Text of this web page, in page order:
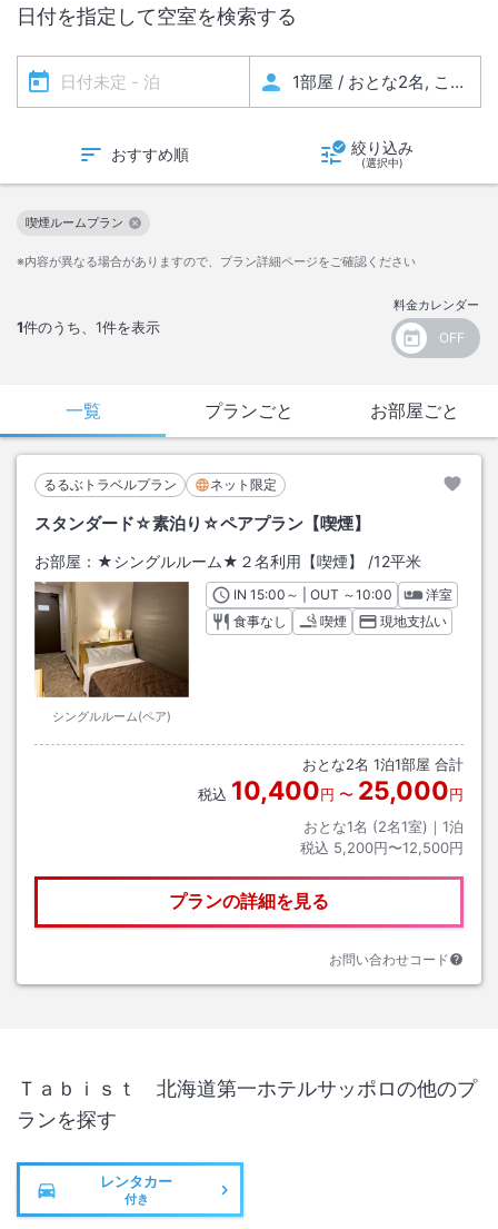
日付を指定して空室を検索する
おすすめ順 絞り込み
(選択中)
1件のうち、 1件を表示
料金カレンダー
喫煙ルームプラン
この絞り込み条件を解除
※内容が異なる場合がありますので、プラン詳細ページをご確認ください
一覧 プランごと お部屋ごと
るるぶトラベルプラン ネット限定
スタンダード☆素泊り☆ペアプラン【喫煙】
お部屋： ★シングルルーム★２名利用【喫煙】 /12平米
シングルルーム(ペア)
INチェックイン
15:00 ～ | OUT チェックアウト
～10:00
洋室
食事なし
喫煙 現地支払い
おとな2名 1泊1部屋 合計
税込 10,400円 〜 25,000円
おとな1名 (2名1室)｜ 1泊
税込 5,200円〜12,500円
プランの詳細を見る
お問い合わせコード
Ｔａｂｉｓｔ 北海道第一ホテルサッポロの他のプ
ランを探す
レンタカー
付き